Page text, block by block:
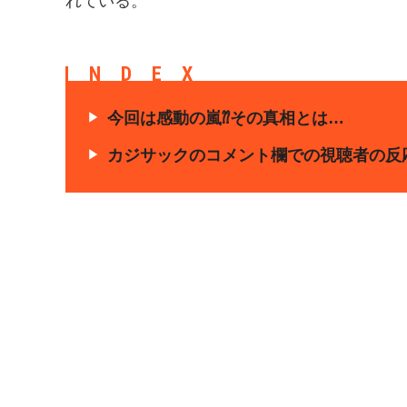
INDEX
今回は感動の嵐⁇その真相とは…
カジサックのコメント欄での視聴者の反